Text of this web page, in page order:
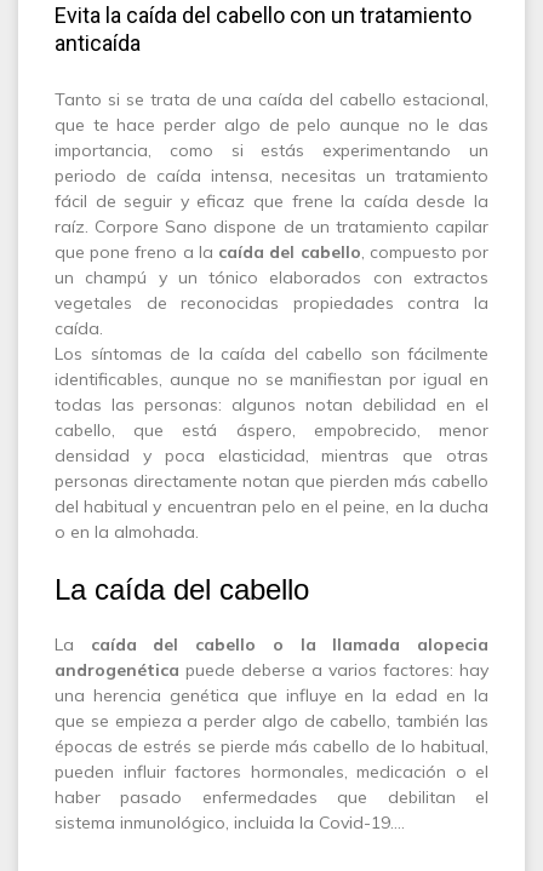
Evita la caída del cabello con un tratamiento
anticaída
Tanto si se trata de una caída del cabello estacional,
que te hace perder algo de pelo aunque no le das
importancia, como si estás experimentando un
periodo de caída intensa, necesitas un tratamiento
fácil de seguir y eficaz que frene la caída desde la
raíz. Corpore Sano dispone de un tratamiento capilar
que pone freno a la caída del cabello , compuesto por
un champú y un tónico elaborados con extractos
vegetales de reconocidas propiedades contra la
caída.
Los síntomas de la caída del cabello son fácilmente
identificables, aunque no se manifiestan por igual en
todas las personas: algunos notan debilidad en el
cabello, que está áspero, empobrecido, menor
densidad y poca elasticidad, mientras que otras
personas directamente notan que pierden más cabello
del habitual y encuentran pelo en el peine, en la ducha
o en la almohada.
La caída del cabello
La caída del cabello o la llamada alopecia
androgenética puede deberse a varios factores: hay
una herencia genética que influye en la edad en la
que se empieza a perder algo de cabello, también las
épocas de estrés se pierde más cabello de lo habitual,
pueden influir factores hormonales, medicación o el
haber pasado enfermedades que debilitan el
sistema inmunológico, incluida la Covid-19.…